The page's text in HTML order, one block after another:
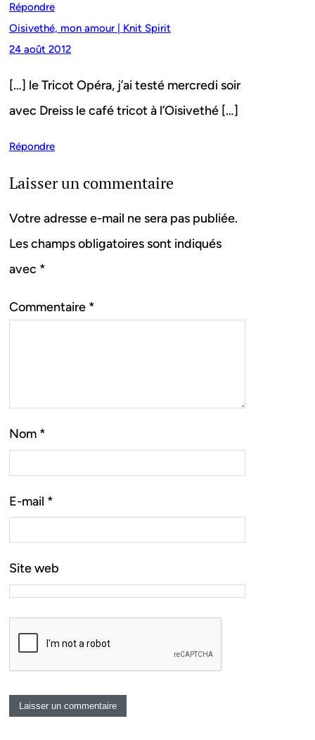
Répondre
Oisivethé, mon amour | Knit Spirit
24 août 2012
[…] le Tricot Opéra, j’ai testé mercredi soir
avec Dreiss le café tricot à l’Oisivethé […]
Répondre
Laisser un commentaire
Votre adresse e-mail ne sera pas publiée.
Les champs obligatoires sont indiqués
avec *
Commentaire *
Nom *
E-mail *
Site web